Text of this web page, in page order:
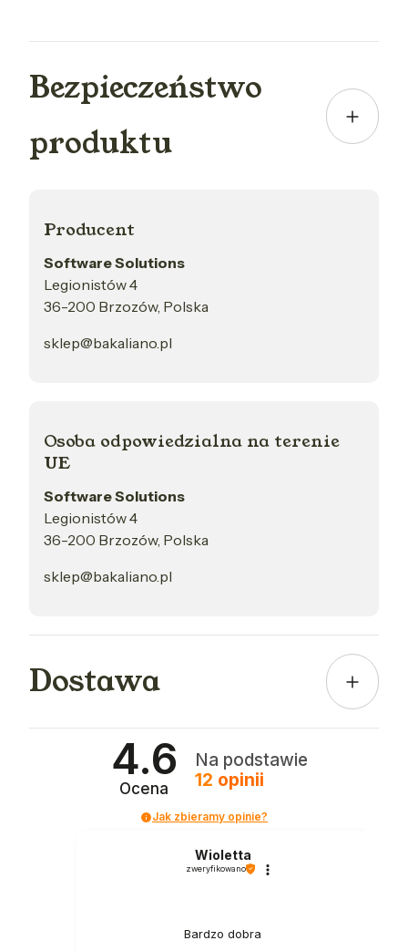
Bezpieczeństwo
produktu
Producent
Software Solutions
Legionistów 4
36-200 Brzozów, Polska
sklep@bakaliano.pl
Osoba odpowiedzialna na terenie
UE
Software Solutions
Legionistów 4
36-200 Brzozów, Polska
sklep@bakaliano.pl
Dostawa
4.6
Ocena
Na podstawie
12 opinii
Jak zbieramy opinie?
Wioletta
zweryfikowano
Bardzo dobra